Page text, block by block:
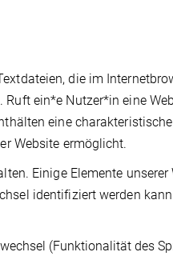
die im
ein*e Nutzer*in eine
eine
Website ermöglicht.
Einige Elemente unserer
identifiziert werden
(Funktionalität des